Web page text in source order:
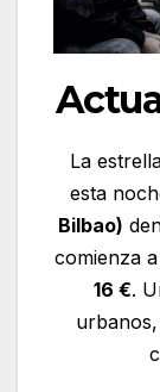
La
esta
Bilbao)
comienza
16 €.